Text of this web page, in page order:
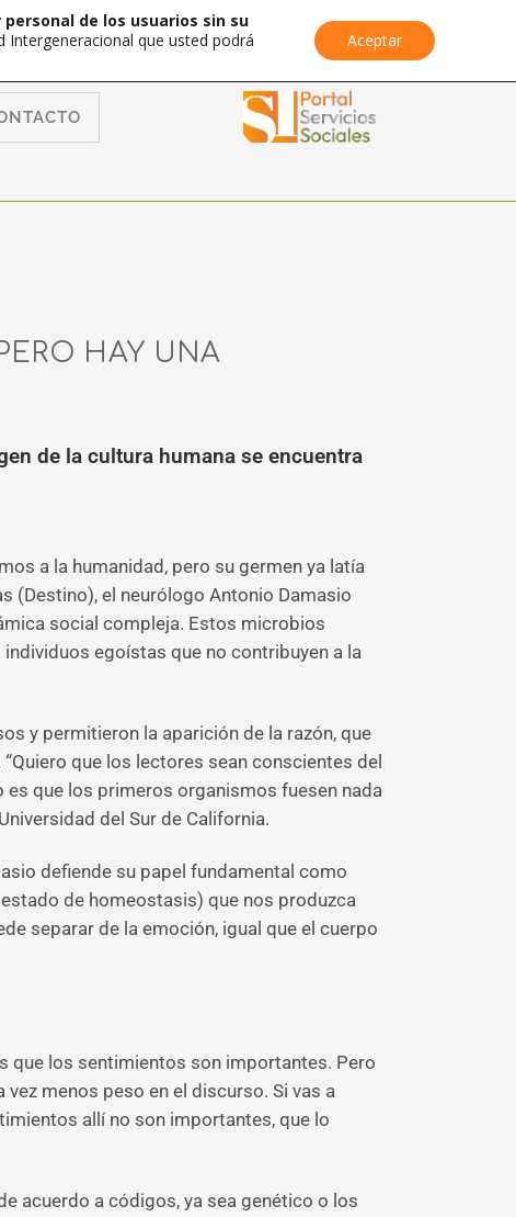
HAY UNA
de la cultura humana se encuentra
a la humanidad, pero su germen ya latía
(Destino), el neurólogo Antonio Damasio
social compleja. Estos microbios
egoístas que no contribuyen a la
y permitieron la aparición de la razón, que
que los lectores sean conscientes del
que los primeros organismos fuesen nada
del Sur de California.
defiende su papel fundamental como
de homeostasis) que nos produzca
separar de la emoción, igual que el cuerpo
que los sentimientos son importantes. Pero
menos peso en el discurso. Si vas a
allí no son importantes, que lo
acuerdo a códigos, ya sea genético o los
de los usuarios sin su
Intergeneracional que usted podrá
Aceptar